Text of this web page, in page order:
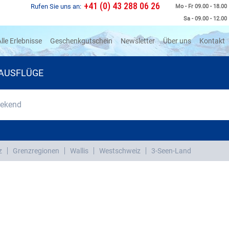
Mo - Fr 09.00 - 18.00
Sa - 09.00 - 12.00
Rufen Sie uns an: +41 (0) 43 288 06 26
Erlebnisse Geschenkgutschein Newsletter Über uns Kontakt
Grenzregionen Wallis Westschweiz 3-Seen-Land